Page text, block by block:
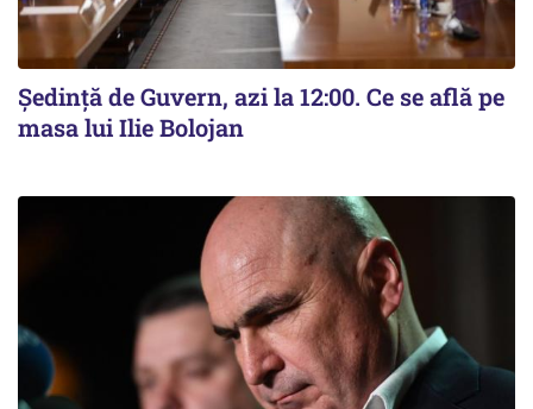
Ședință de Guvern, azi la 12:00. Ce se află pe
masa lui Ilie Bolojan